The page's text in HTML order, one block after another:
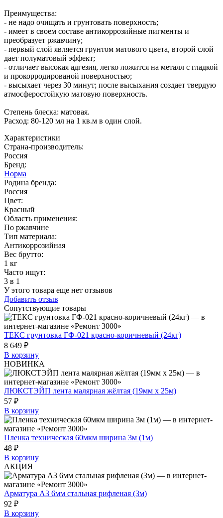
Преимущества:
- не надо очищать и грунтовать поверхность;
- имеет в своем составе антикоррозийные пигменты и
преобразует ржавчину;
- первый слой является грунтом матового цвета, второй слой
дает полуматовый эффект;
- отличает высокая адгезия, легко ложится на металл с гладкой
и прокорродированой поверхностью;
- высыхает через 30 минут; после высыхания создает твердую
атмосферостойкую матовую поверхность.
Степень блеска: матовая.
Расход: 80-120 мл на 1 кв.м в один слой.
Характеристики
Страна-производитель:
Россия
Бренд:
Норма
Родина бренда:
Россия
Цвет:
Красный
Область применения:
По ржавчине
Тип материала:
Антикоррозийная
Вес брутто:
1 кг
Часто ищут:
3 в 1
У этого товара еще нет отзывов
Добавить отзыв
Сопутствующие товары
ТЕКС грунтовка ГФ-021 красно-коричневый (24кг)
8 649 ₽
В корзину
НОВИНКА
ЛЮКСТЭЙП лента малярная жёлтая (19мм х 25м)
57 ₽
В корзину
Пленка техническая 60мкм ширина 3м (1м)
48 ₽
В корзину
АКЦИЯ
Арматура А3 6мм стальная рифленая (3м)
92 ₽
В корзину